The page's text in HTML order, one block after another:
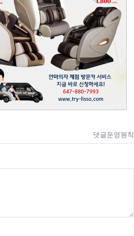
댓글운영원칙